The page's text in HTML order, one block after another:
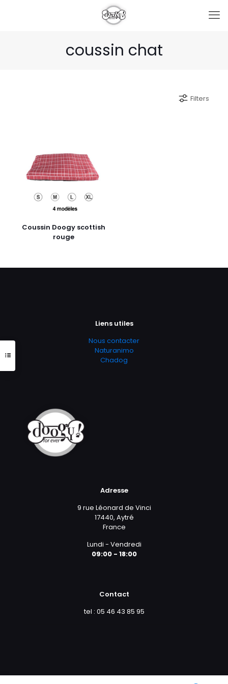
coussin chat
Filters
Coussin Doogy scottish
rouge
Liens utiles
Nous contacter
Naturanimo
Chadog
Adresse
9 rue Léonard de Vinci
17440, Aytré
France
Lundi - Vendredi
09:00 - 18:00
Contact
tel : 05 46 43 85 95